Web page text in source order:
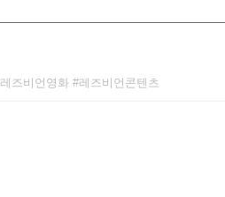
레즈비언영화 레즈비언콘텐츠